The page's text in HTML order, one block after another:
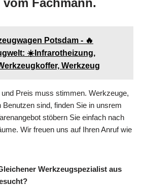
Potsdam - 🔥
☀️Infrarotheizung,
Werkzeug
Preis muss stimmen. Werkzeuge,
Benutzen sind, finden Sie in unsrem
stöbern Sie einfach nach
Wir freuen uns auf Ihren Anruf wie
Werkzeugspezialist aus